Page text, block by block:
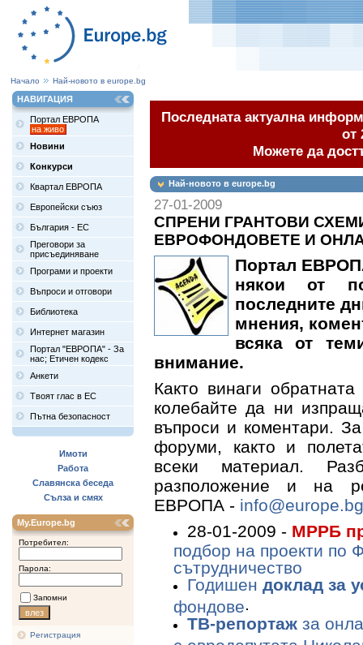
Начало Най-новото в europe.bg
НАВИГАЦИЯ
Портал ЕВРОПА
на живо
Новини
Конкурси
Квартал ЕВРОПА
Европейски съюз
България - ЕС
Преговори за
присъединяване
Програми и проекти
Въпроси и отговори
Библиотека
Интернет магазин
Портал "ЕВРОПА" - За
нас; Етичен кодекс
Анкети
Твоят глас в ЕС
Пътна безопасност
Имоти
Работа
Славянска беседа
Сълза и смях
My.Europe.bg
Потребител:
Парола:
Запомни
Регистрация
Последната актуална
от
Можете да
Най-новото в europe.bg
27-01-2009
СПРЕНИ ГРАНТОВИ
ЕВРОФОНДОВЕТЕ И
Портал
някои от
последните
мнения,
всяка от
внимание.
Както винаги
колебайте да ни
въпроси и коментари.
форуми, както и
всеки материал.
разположение и на
ЕВРОПА - info@europe.bg
28-01-2009 - МРРБ
подбор на проекти по
сътрудничество
Годишен доклад за
фондове.
ТВ-репортаж за